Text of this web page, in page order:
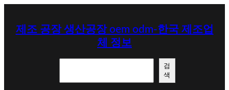
제조 공장 생산공장 oem odm-한국 제조업
체 정보
검
색